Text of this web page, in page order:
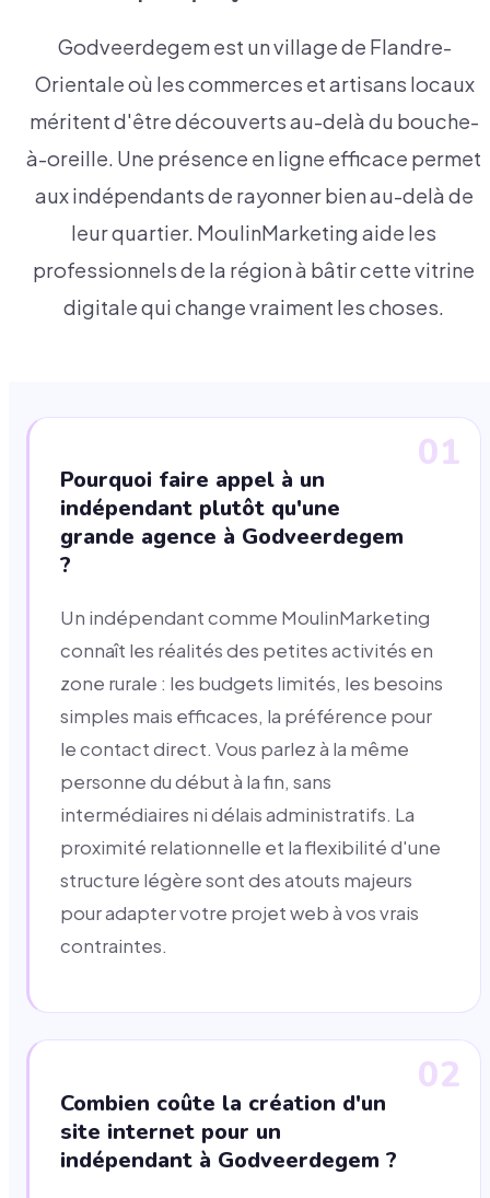
Godveerdegem est un village de Flandre-
Orientale où les commerces et artisans locaux
méritent d'être découverts au-delà du bouche-
à-oreille. Une présence en ligne efficace permet
aux indépendants de rayonner bien au-delà de
leur quartier. MoulinMarketing aide les
professionnels de la région à bâtir cette vitrine
digitale qui change vraiment les choses.
01
Pourquoi faire appel à un
indépendant plutôt qu'une
grande agence à Godveerdegem
?
Un indépendant comme MoulinMarketing
connaît les réalités des petites activités en
zone rurale : les budgets limités, les besoins
simples mais efficaces, la préférence pour
le contact direct. Vous parlez à la même
personne du début à la fin, sans
intermédiaires ni délais administratifs. La
proximité relationnelle et la flexibilité d'une
structure légère sont des atouts majeurs
pour adapter votre projet web à vos vrais
contraintes.
02
Combien coûte la création d'un
site internet pour un
indépendant à Godveerdegem ?